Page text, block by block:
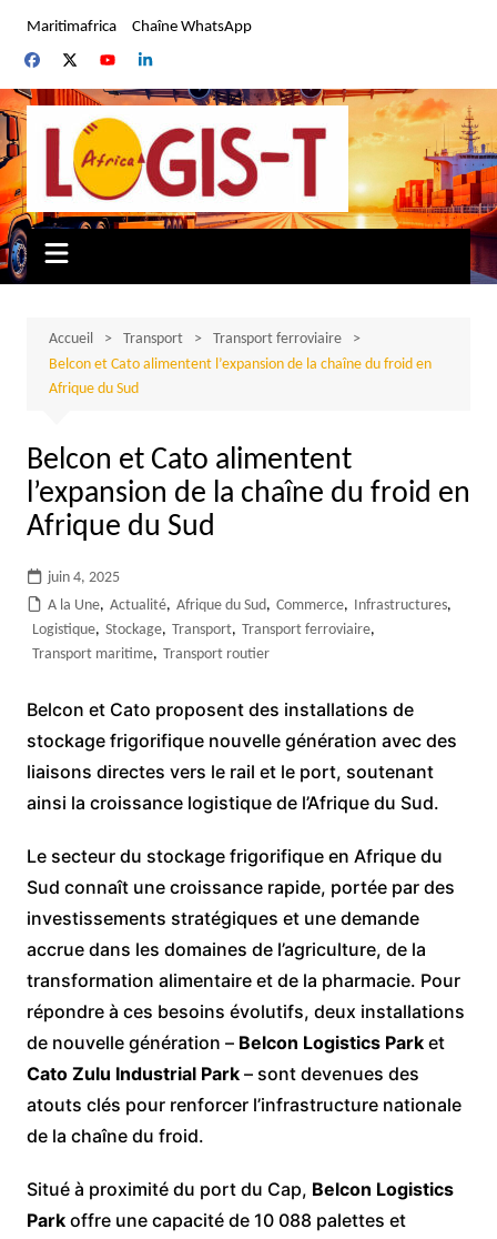
contenu
Maritimafrica Chaîne WhatsApp
Accueil Transport
Transport ferroviaire
Belcon et Cato alimentent l’expansion de la chaîne du froid en
Afrique du Sud
Belcon et Cato alimentent
l’expansion de la chaîne du froid en
Afrique du Sud
juin 4, 2025
A la Une, Actualité, Afrique du Sud, Commerce, Infrastructures,
Logistique, Stockage, Transport, Transport ferroviaire,
Transport maritime, Transport routier
Belcon et Cato proposent des installations de
stockage frigorifique nouvelle génération avec des
liaisons directes vers le rail et le port, soutenant
ainsi la croissance logistique de l’Afrique du Sud.
Le secteur du stockage frigorifique en Afrique du
Sud connaît une croissance rapide, portée par des
investissements stratégiques et une demande
accrue dans les domaines de l’agriculture, de la
transformation alimentaire et de la pharmacie. Pour
répondre à ces besoins évolutifs, deux installations
de nouvelle génération – Belcon Logistics Parket
Cato Zulu Industrial Park– sont devenues des
atouts clés pour renforcer l’infrastructure nationale
de la chaîne du froid.
Situé à proximité du port du Cap, Belcon Logistics
Parkoffre une capacité de 10 088 palettes et